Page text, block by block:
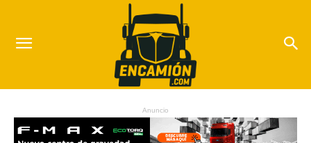
Anuncio